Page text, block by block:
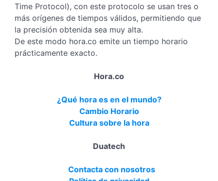
Time Protocol), con este protocolo se usan tres o
más orígenes de tiempos válidos, permitiendo que
la precisión obtenida sea muy alta.
De este modo hora.co emite un tiempo horario
prácticamente exacto.
Hora.co
¿Qué hora es en el mundo?
Cambio Horario
Cultura sobre la hora
Duatech
Contacta con nosotros